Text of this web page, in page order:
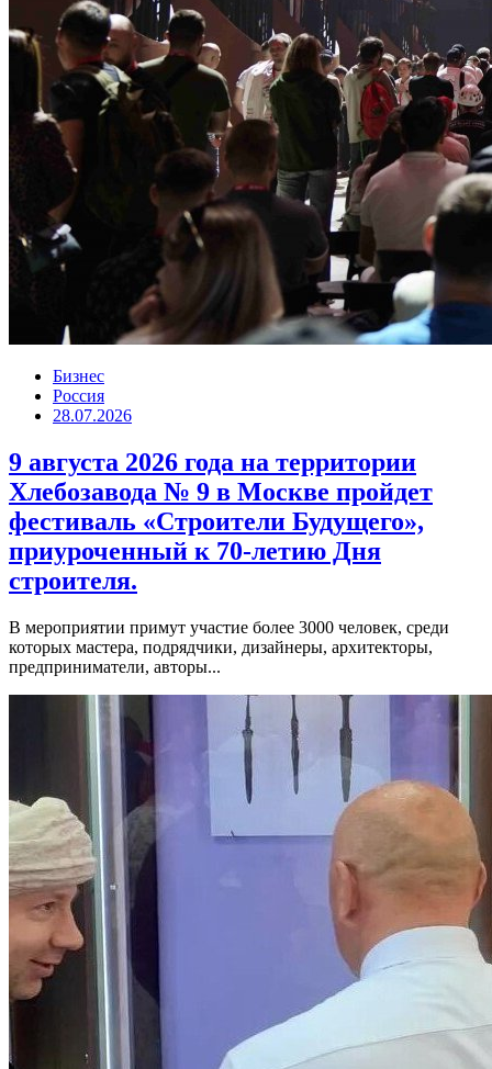
Бизнес
Россия
28.07.2026
9 августа 2026 года на территории
Хлебозавода № 9 в Москве пройдет
фестиваль «Строители Будущего»,
приуроченный к 70-летию Дня
строителя.
В мероприятии примут участие более 3000 человек, среди
которых мастера, подрядчики, дизайнеры, архитекторы,
предприниматели, авторы...